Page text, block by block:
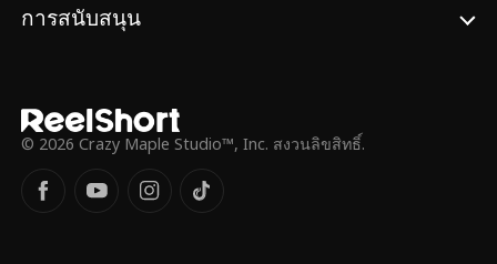
การสนับสนุน
© 2026 Crazy Maple Studio™, Inc. สงวนลิขสิทธิ์.